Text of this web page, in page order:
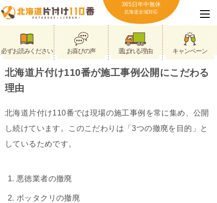
365日年中無休
北海道全域対応
必ずお読みください お喜びの声 選ばれる理由 キャンペーン
北海道片付け110番が施工事例公開にこだわる
理由
北海道片付け110番では現場の施工事例を常に集め、公開
し続けています。このこだわりは「3つの撤廃を目的」と
しているためです。
悪徳業者の撤廃
ボッタクリの撤廃